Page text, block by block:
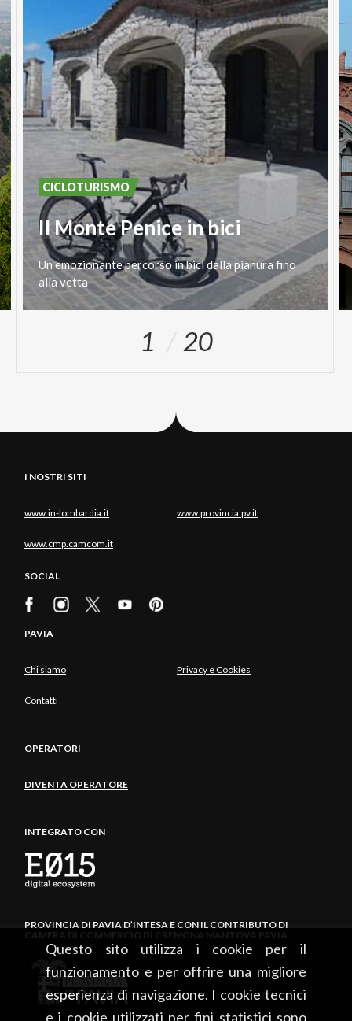
Questo sito utilizza i cookie per il
funzionamento e per offrire una migliore
esperienza di navigazione. I cookie tecnici
e i cookie utilizzati per fini statistici sono
Il Monte Penice in bici
Unemozionantepercorsoinbicidallapianura fino
allavetta
CICLOTURISMO
1 20
I NOSTRI SITI
www.in-lombardia.it www.provincia.pv.it
www.cmp.camcom.it
SOCIAL
PAVIA
Chi siamo Privacy e Cookies
Contatti
OPERATORI
DIVENTA OPERATORE
INTEGRATO CON
PROVINCIA DI PAVIA D’INTESA E CON IL CONTRIBUTO DI
CAMERA DI COMMERCIO DI CREMONA MANTOVA PAVIA